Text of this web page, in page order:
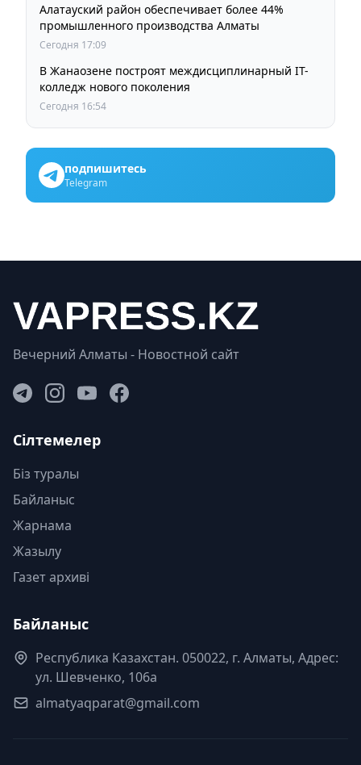
Алатауский район обеспечивает более 44%
промышленного производства Алматы
Сегодня 17:09
В Жанаозене построят междисциплинарный IT-
колледж нового поколения
Сегодня 16:54
подпишитесь
Telegram
Вечерний Алматы - Новостной сайт
Сілтемелер
Біз туралы
Байланыс
Жарнама
Жазылу
Газет архиві
Байланыс
Республика Казахстан. 050022, г. Алматы, Адрес:
ул. Шевченко, 106а
almatyaqparat@gmail.com